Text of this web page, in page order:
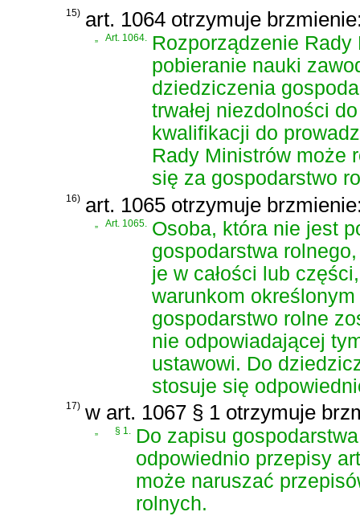
15) art. 1064 otrzymuje
„ Art. 1064. Rozporządzenie
pobieranie nauki
dziedziczenia
trwałej niezdolności
kwalifikacji do
Rady Ministrów może
się za gospodarstwo
16) art. 1065 otrzymuje
„ Art. 1065. Osoba, która nie jest
gospodarstwa
je w całości lub
warunkom
gospodarstwo rolne
nie odpowiadającej
ustawowi. Do
stosuje się
17) w art. 1067 § 1 otrzymuje
„ § 1. Do zapisu
odpowiednio przepisy
może naruszać
rolnych.